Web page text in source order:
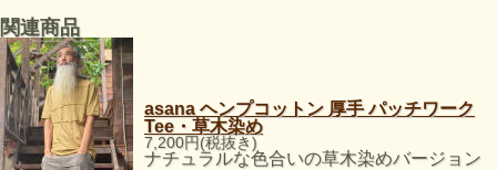
関連商品
asana ヘンプコットン 厚手 パッチワーク
Tee・草木染め
7,200円(税抜き)
ナチュラルな色合いの草木染めバージョン